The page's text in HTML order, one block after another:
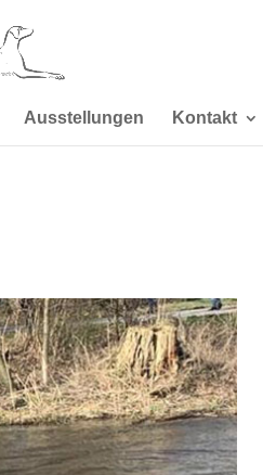
Ausstellungen Kontakt